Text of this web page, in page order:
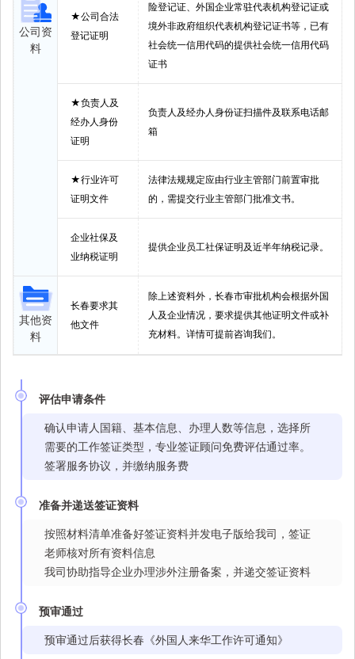
公司资
料
★公司合法
登记证明
险登记证、外国企业常驻代表机构登记证或
境外非政府组织代表机构登记证书等，已有
社会统一信用代码的提供社会统一信用代码
证书
★负责人及
经办人身份
证明
负责人及经办人身份证扫描件及联系电话邮
箱
★行业许可
证明文件
法律法规规定应由行业主管部门前置审批
的，需提交行业主管部门批准文书。
企业社保及
业纳税证明
提供企业员工社保证明及近半年纳税记录。
其他资
料
长春要求其
他文件
除上述资料外，长春市审批机构会根据外国
人及企业情况，要求提供其他证明文件或补
充材料。详情可提前咨询我们。
评估申请条件
确认申请人国籍、基本信息、办理人数等信息，选择所
需要的工作签证类型，专业签证顾问免费评估通过率。
签署服务协议，并缴纳服务费
准备并递送签证资料
按照材料清单准备好签证资料并发电子版给我司，签证
老师核对所有资料信息
我司协助指导企业办理涉外注册备案，并递交签证资料
预审通过
预审通过后获得长春《外国人来华工作许可通知》